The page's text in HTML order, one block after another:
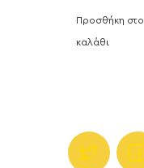
Προσθήκη στο
καλάθι